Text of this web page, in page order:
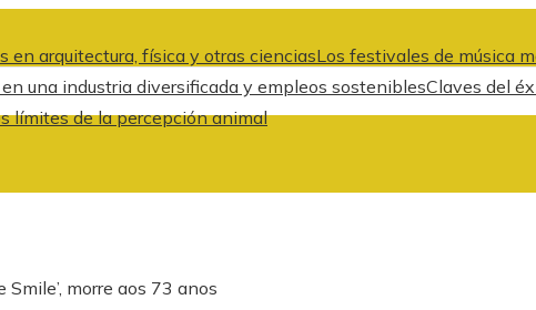
en arquitectura, física y otras cienciasLos festivales de música
una industria diversificada y empleos sosteniblesClaves del
límites de la percepción animal
morre aos 73 anos